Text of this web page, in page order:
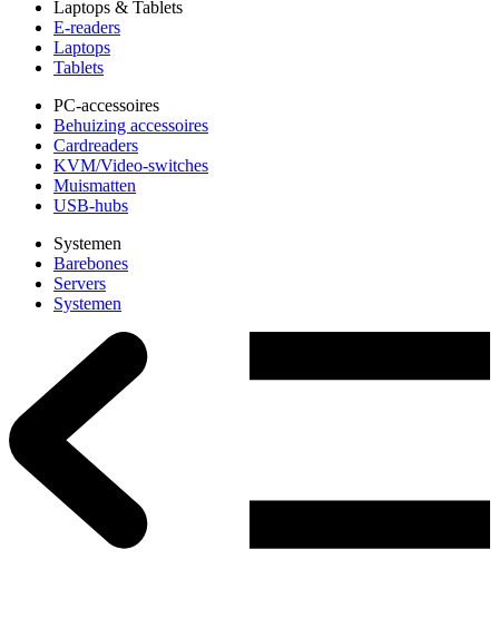
Laptops & Tablets
E-readers
Laptops
Tablets
PC-accessoires
Behuizing accessoires
Cardreaders
KVM/Video-switches
Muismatten
USB-hubs
Systemen
Barebones
Servers
Systemen